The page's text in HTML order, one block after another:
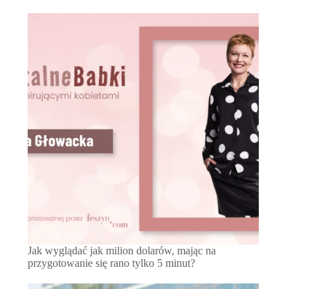
Jak wyglądać jak milion dolarów, mając na
przygotowanie się rano tylko 5 minut?